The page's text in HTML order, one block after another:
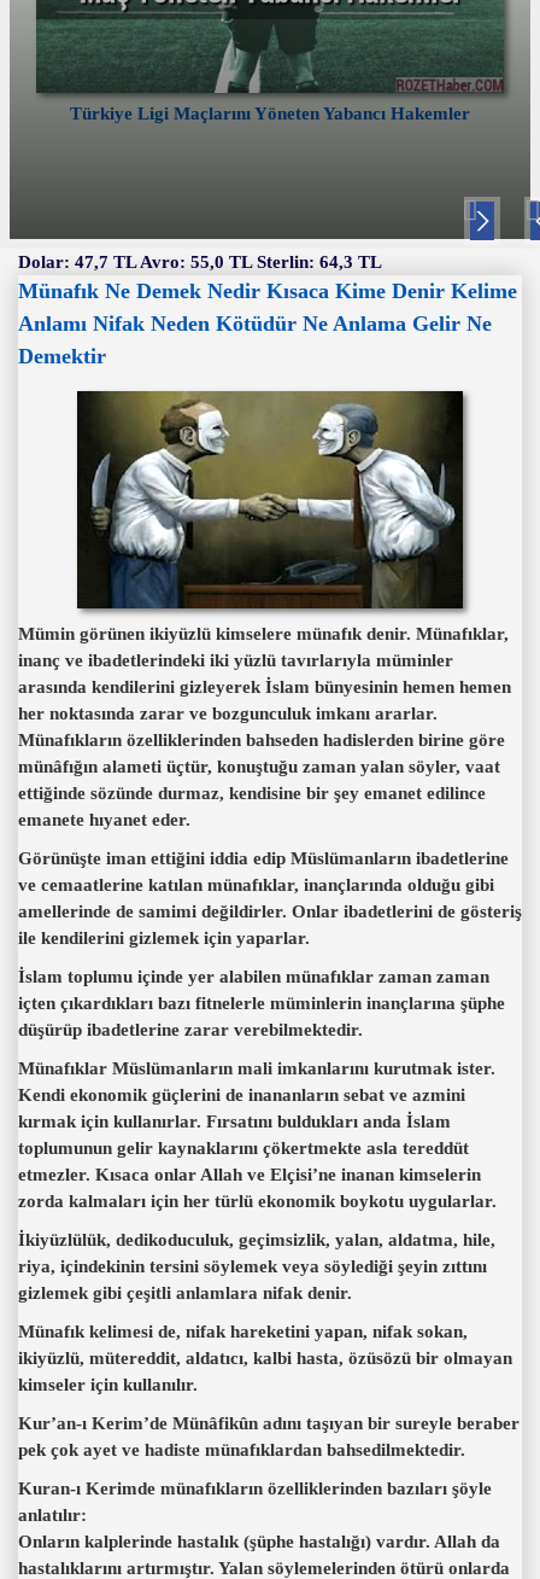
Türkiye Ligi Maçlarını Yöneten Yabancı Hakemler
Nex
Dolar: 47,7 TL Avro: 55,0 TL Sterlin: 64,3 TL
Münafık Ne Demek Nedir Kısaca Kime Denir Kelime
Anlamı Nifak Neden Kötüdür Ne Anlama Gelir Ne
Demektir
Mümin görünen ikiyüzlü kimselere münafık denir. Münafıklar,
inanç ve ibadetlerindeki iki yüzlü tavırlarıyla müminler
arasında kendilerini gizleyerek İslam bünyesinin hemen hemen
her noktasında zarar ve bozgunculuk imkanı ararlar.
Münafıkların özelliklerinden bahseden hadislerden birine göre
münâfığın alameti üçtür, konuştuğu zaman yalan söyler, vaat
ettiğinde sözünde durmaz, kendisine bir şey emanet edilince
emanete hıyanet eder.
Görünüşte iman ettiğini iddia edip Müslümanların ibadetlerine
ve cemaatlerine katılan münafıklar, inançlarında olduğu gibi
amellerinde de samimi değildirler. Onlar ibadetlerini de gösteriş
ile kendilerini gizlemek için yaparlar.
İslam toplumu içinde yer alabilen münafıklar zaman zaman
içten çıkardıkları bazı fitnelerle müminlerin inançlarına şüphe
düşürüp ibadetlerine zarar verebilmektedir.
Münafıklar Müslümanların mali imkanlarını kurutmak ister.
Kendi ekonomik güçlerini de inananların sebat ve azmini
kırmak için kullanırlar. Fırsatını buldukları anda İslam
toplumunun gelir kaynaklarını çökertmekte asla tereddüt
etmezler. Kısaca onlar Allah ve Elçisi’ne inanan kimselerin
zorda kalmaları için her türlü ekonomik boykotu uygularlar.
İkiyüzlülük, dedikoduculuk, geçimsizlik, yalan, aldatma, hile,
riya, içindekinin tersini söylemek veya söylediği şeyin zıttını
gizlemek gibi çeşitli anlamlara nifak denir.
Münafık kelimesi de, nifak hareketini yapan, nifak sokan,
ikiyüzlü, mütereddit, aldatıcı, kalbi hasta, özüsözü bir olmayan
kimseler için kullanılır.
Kur’an-ı Kerim’de Münâfikûn adını taşıyan bir sureyle beraber
pek çok ayet ve hadiste münafıklardan bahsedilmektedir.
Kuran-ı Kerimde münafıkların özelliklerinden bazıları şöyle
anlatılır:
Onların kalplerinde hastalık (şüphe hastalığı) vardır. Allah da
hastalıklarını artırmıştır. Yalan söylemelerinden ötürü onlarda